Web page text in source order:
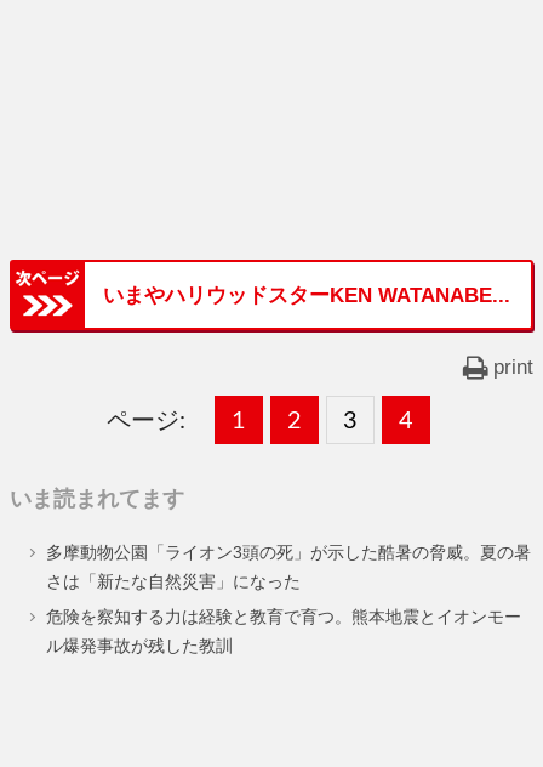
いまやハリウッドスターKEN WATANABE...
print
ページ:
固
ー
ジ
1 ,
固
ー
ジ
2 ,
固
ー
ジ
3 ,
固
ー
ジ
4
いま読まれてます
多摩動物公園「ライオン3頭の死」が示した酷暑の脅威。夏の暑
さは「新たな自然災害」になった
危険を察知する力は経験と教育で育つ。熊本地震とイオンモー
ル爆発事故が残した教訓